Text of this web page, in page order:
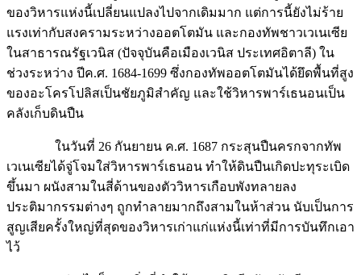
ของวิหารแห่งนี้เปลี่ยนแปลงไปจากเดิมมาก แต่การนี้ยังไม่ร้าย
แรงเท่ากับสงครามระหว่างออตโตมัน และกองทัพชาวเวเนเซีย
ในสาธารณรัฐเวนิส (ปัจจุบันคือเมืองเวนิส ประเทศอิตาลี) ใน
ช่วงระหว่าง ปีค.ศ. 1684-1699 ซึ่งกองทัพออตโตมันได้ยึดพื้นที่สูง
ของอะโครโปลิสเป็นชัยภูมิสำคัญ และใช้วิหารพาร์เธนอนเป็น
คลังเก็บดินปืน
ในวันที่ 26 กันยายน ค.ศ. 1687 กระสุนปืนครกจากทัพ
เวเนเซียได้จู่โจมใส่วิหารพาร์เธนอน ทำให้ดินปืนเกิดปะทุระเบิด
ขึ้นมา ผนังสามในสี่ด้านของตัววิหารเกือบพังทลายลง
ประติมากรรมต่างๆ ถูกทำลายมากถึงสามในห้าส่วน นับเป็นการ
สูญเสียครั้งใหญ่ที่สุดของวิหารเก่าแก่แห่งนี้เท่าที่มีการบันทึกเอา
ไว้